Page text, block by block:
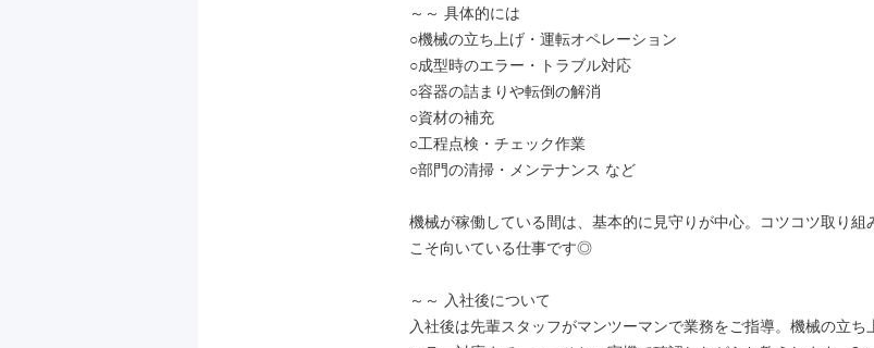
～～ 具体的には
○機械の立ち上げ・運転オペレーション
○成型時のエラー・トラブル対応
○容器の詰まりや転倒の解消
○資材の補充
○工程点検・チェック作業
○部門の清掃・メンテナンス など
機械が稼働している間は、基本的に見守りが中心。コツコツ取り組
こそ向いている仕事です◎
～～ 入社後について
入社後は先輩スタッフがマンツーマンで業務をご指導。機械の立ち